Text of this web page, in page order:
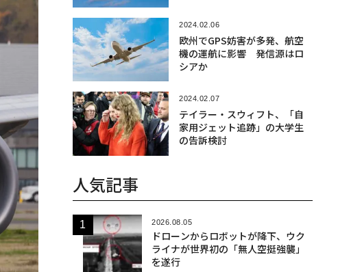
2024.02.06
欧州でGPS妨害が多発、航空
機の運航に影響 発信源はロ
シアか
2024.02.07
テイラー・スウィフト、「自
家用ジェット追跡」の大学生
の告訴検討
人気記事
2026.08.05
ドローンからロボットが降下、ウク
ライナが世界初の「無人空挺強襲」
を遂行